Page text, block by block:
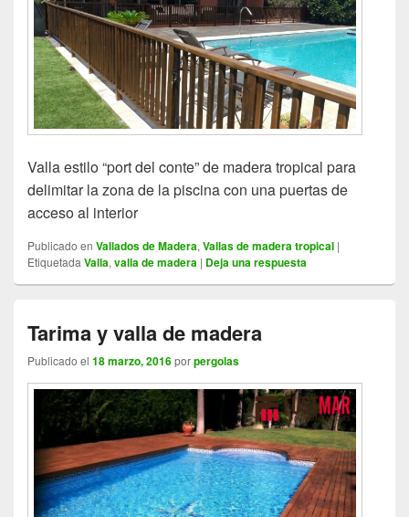
Valla estilo “port del conte” de madera tropical para
delimitar la zona de la piscina con una puertas de
acceso al interior
Publicado en Vallados de Madera, Vallas de madera tropical |
Etiquetada Valla, valla de madera | Deja una respuesta
Tarima y valla de madera
Publicado el 18 marzo, 2016porpergolas